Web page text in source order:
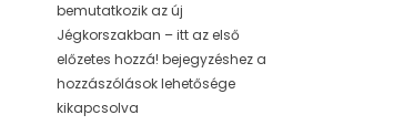
bemutatkozik az új
Jégkorszakban – itt az első
előzetes hozzá! bejegyzéshez a
hozzászólások lehetősége
kikapcsolva